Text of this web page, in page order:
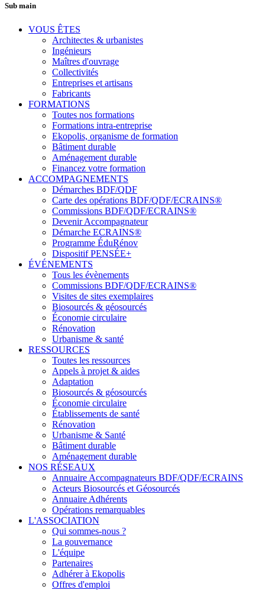
Sub main
VOUS ÊTES
Architectes & urbanistes
Ingénieurs
Maîtres d'ouvrage
Collectivités
Entreprises et artisans
Fabricants
FORMATIONS
Toutes nos formations
Formations intra-entreprise
Ekopolis, organisme de formation
Bâtiment durable
Aménagement durable
Financez votre formation
ACCOMPAGNEMENTS
Démarches BDF/QDF
Carte des opérations BDF/QDF/ECRAINS®
Commissions BDF/QDF/ECRAINS®
Devenir Accompagnateur
Démarche ECRAINS®
Programme ÉduRénov
Dispositif PENSÉE+
ÉVÉNEMENTS
Tous les évènements
Commissions BDF/QDF/ECRAINS®
Visites de sites exemplaires
Biosourcés & géosourcés
Économie circulaire
Rénovation
Urbanisme & santé
RESSOURCES
Toutes les ressources
Appels à projet & aides
Adaptation
Biosourcés & géosourcés
Économie circulaire
Établissements de santé
Rénovation
Urbanisme & Santé
Bâtiment durable
Aménagement durable
NOS RÉSEAUX
Annuaire Accompagnateurs BDF/QDF/ECRAINS
Acteurs Biosourcés et Géosourcés
Annuaire Adhérents
Opérations remarquables
L'ASSOCIATION
Qui sommes-nous ?
La gouvernance
L'équipe
Partenaires
Adhérer à Ekopolis
Offres d'emploi